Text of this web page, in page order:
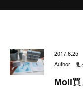
2017.6.25
Author
池
Moii買